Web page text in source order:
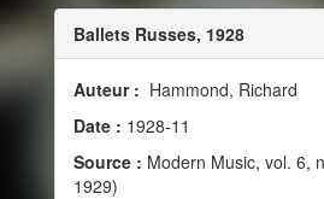
Ballets Russes, 1928
Auteur : Hammond, Richard
Date : 1928-11
Source : Modern Music, vol. 6,
1929)